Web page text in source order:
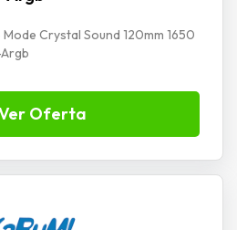
Crystal Sound 120mm 1650
Oferta